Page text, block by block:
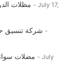
مظلات الدرعية
July 17,
شركة تنسيق
مضلات
July